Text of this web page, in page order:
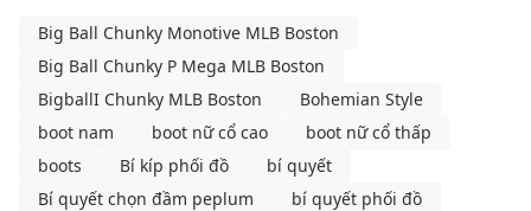
Big Ball Chunky Monotive MLB Boston
Big Ball Chunky P Mega MLB Boston
BigballI Chunky MLB Boston
Bohemian Style
boot nam
boot nữ cổ cao
boot nữ cổ thấp
boots
Bí kíp phối đồ
bí quyết
Bí quyết chọn đầm peplum
bí quyết phối đồ